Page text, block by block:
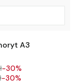
A3
-30%
-30%